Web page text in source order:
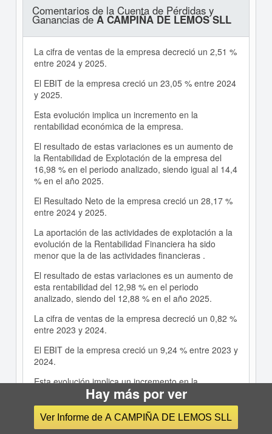
Comentarios de la Cuenta de Pérdidas y
Ganancias deA CAMPIÑA DE LEMOS SLL
La cifra de ventas de la empresa decreció un 2,51 %
entre 2024 y 2025.
El EBIT de la empresa creció un 23,05 % entre 2024
y 2025.
Esta evolución implica un incremento en la
rentabilidad económica de la empresa.
El resultado de estas variaciones es un aumento de
la Rentabilidad de Explotación de la empresa del
16,98 % en el periodo analizado, siendo igual al 14,4
% en el año 2025.
El Resultado Neto de la empresa creció un 28,17 %
entre 2024 y 2025.
La aportación de las actividades de explotación a la
evolución de la Rentabilidad Financiera ha sido
menor que la de las actividades financieras .
El resultado de estas variaciones es un aumento de
esta rentabilidad del 12,98 % en el periodo
analizado, siendo del 12,88 % en el año 2025.
La cifra de ventas de la empresa decreció un 0,82 %
entre 2023 y 2024.
El EBIT de la empresa creció un 9,24 % entre 2023 y
2024.
Esta evolución implica un incremento en la
rentabilidad económica de la empresa.
El resultado de estas variaciones es una reducción
de la Rentabilidad de Explotación de la empresa del
Hay más por ver
Ver Informe de A CAMPIÑA DE LEMOS SLL